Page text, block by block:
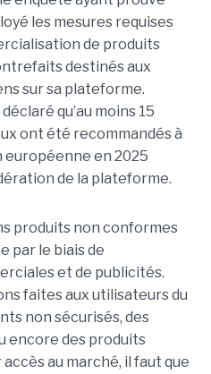
les mesures requises
de produits
destinés aux
sur sa plateforme.
qu’au moins 15
ont été recommandés à
européenne en 2025
de la plateforme.
produits non conformes
par le biais de
et de publicités.
faites aux utilisateurs du
non sécurisés, des
encore des produits
au marché, il faut que